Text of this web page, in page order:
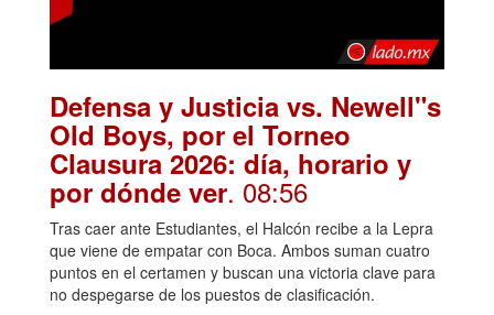
Defensa y Justicia vs. Newell"s
Old Boys, por el Torneo
Clausura 2026: día, horario y
por dónde ver. 08:56
Tras caer ante Estudiantes, el Halcón recibe a la Lepra
que viene de empatar con Boca. Ambos suman cuatro
puntos en el certamen y buscan una victoria clave para
no despegarse de los puestos de clasificación.